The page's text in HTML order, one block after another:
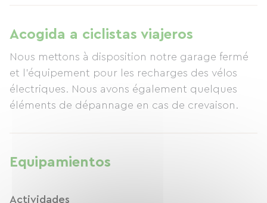
continental con productos locales y caseros.
Además, reciclamos nuestros residuos orgánicos
y recogemos agua de lluvia para nuestras
plantas mediterráneas. Nos esforzamos para que
su estancia en O'palmier caché les deje
recuerdos maravillosos y les permita recargar
Acogida a ciclistas viajeros
Nous mettons à disposition notre garage fermé
et l'équipement pour les recharges des vélos
électriques. Nous avons également quelques
éléments de dépannage en cas de crevaison.
Equipamientos
Actividades